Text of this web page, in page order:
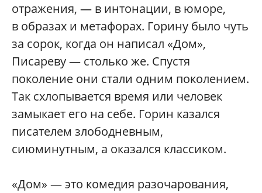
отражения, — в интонации, в юморе,
в образах и метафорах. Горину было чуть
за сорок, когда он написал «Дом»,
Писареву — столько же. Спустя
поколение они стали одним поколением.
Так схлопывается время или человек
замыкает его на себе. Горин казался
писателем злободневным,
сиюминутным, а оказался классиком.
«Дом» — это комедия разочарования,